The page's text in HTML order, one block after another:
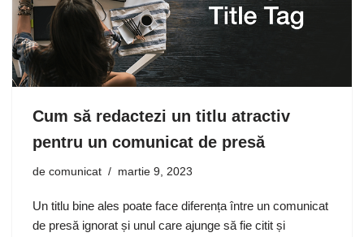
Cum să redactezi un titlu atractiv
pentru un comunicat de presă
de comunicat martie 9, 2023
Un titlu bine ales poate face diferența între un comunicat
de presă ignorat și unul care ajunge să fie citit și